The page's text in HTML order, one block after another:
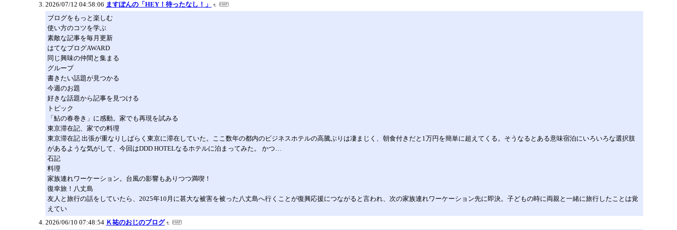
2026/07/12 04:58:06 ますぽんの「HEY！待ったなし！」
ブログをもっと楽しむ
使い方のコツを学ぶ
素敵な記事を毎月更新
はてなブログAWARD
同じ興味の仲間と集まる
グループ
書きたい話題が見つかる
今週のお題
好きな話題から記事を見つける
トピック
「鮎の春巻き」に感動。家でも再現を試みる
東京滞在記、家での料理
東京滞在記 出張が重なりしばらく東京に滞在していた。ここ数年の都内のビジネスホテルの高騰ぶりは凄まじく、朝食付きだと1万円を簡単に超えてくる。そうなるとある意味宿泊にいろいろな選択肢
があるような気がして、今回はDDD HOTELなるホテルに泊まってみた。 かつ…
石記
料理
家族連れワーケーション。台風の影響もありつつ満喫！
復幸旅！八丈島
友人と旅行の話をしていたら、2025年10月に甚大な被害を被った八丈島へ行くことが復興応援につながると言われ、次の家族連れワーケーション先に即決。子どもの時に両親と一緒に旅行したことは覚
えてい
2026/06/10 07:48:54 Ｋ祐のおじのブログ